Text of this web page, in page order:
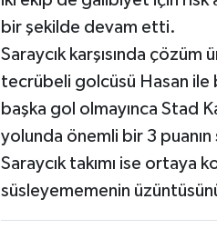
bir şekilde devam etti.
Saraycık karşısında
tecrübeli golcüsü Hasan ile
başka gol olmayınca Stad
yolunda önemli bir 3
Saraycık takımı ise
süsleyememenin